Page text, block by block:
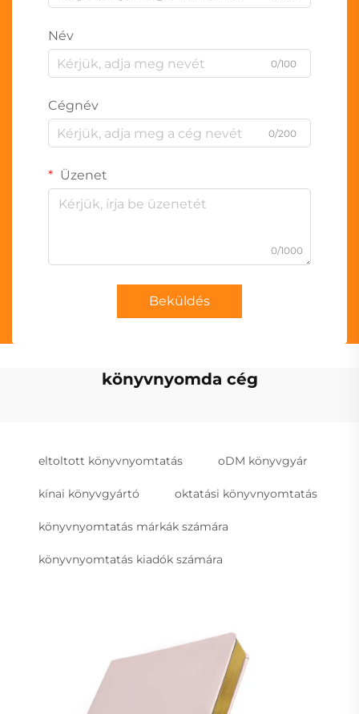
Név
0/100
Cégnév
0/200
Üzenet
0/1000
Beküldés
könyvnyomda cég
eltoltott könyvnyomtatás oDM könyvgyár
kínai könyvgyártó oktatási könyvnyomtatás
könyvnyomtatás márkák számára
könyvnyomtatás kiadók számára